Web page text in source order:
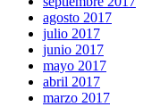
agosto 2017
julio 2017
junio 2017
mayo 2017
abril 2017
marzo 2017